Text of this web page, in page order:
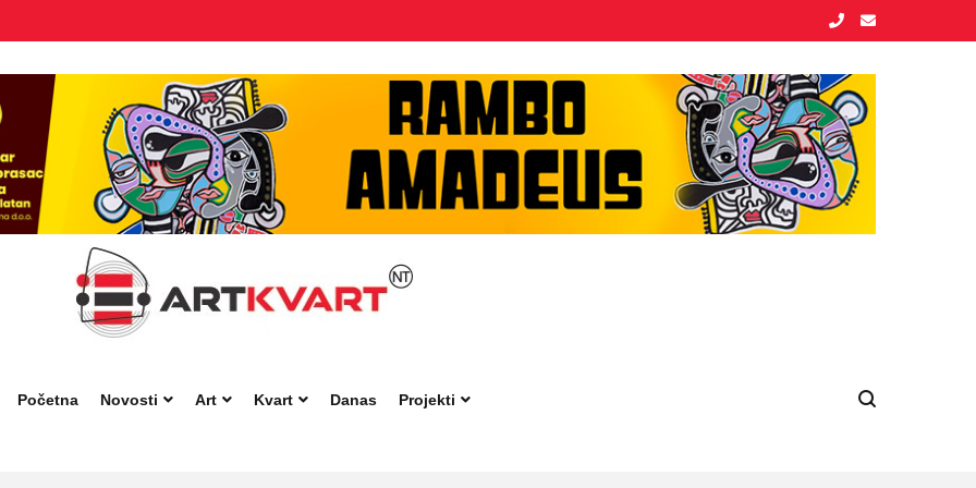
Početna
Novosti Art Kvart Danas Projekti